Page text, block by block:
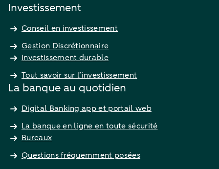
Investissement
Conseil en investissement
Gestion Discrétionnaire
Investissement durable
Tout savoir sur l’investissement
La banque au quotidien
Digital Banking app et portail web
La banque en ligne en toute sécurité
Bureaux
Questions fréquemment posées